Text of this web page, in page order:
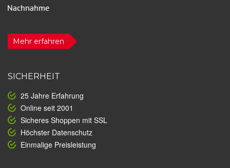
Mehr erfahren
SICHERHEIT
25 Jahre Erfahrung
Online seit 2001
Sicheres Shoppen mit SSL
Höchster Datenschutz
Einmalige Preisleistung